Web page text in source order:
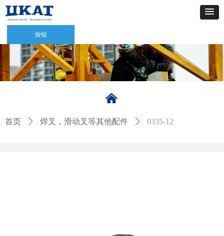
按钮
낀
首页 ꄲ 焊叉，滑动叉等其他配件 ꄲ 0335-12